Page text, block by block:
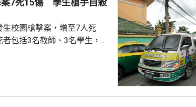
案7死15傷 學生槍手自殺
生校園槍擊案，增至7人死
包括3名教師、3名學生，以
。警方到場疏散學校師生，